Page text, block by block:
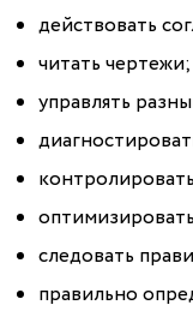
действовать
читать чертежи;
управлять
следовать
правильно